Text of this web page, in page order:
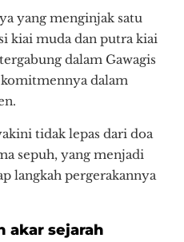
yang menginjak satu
kiai muda dan putra kiai
dalam Gawagis
dalam
tidak lepas dari doa
sepuh, yang menjadi
langkah pergerakannya
akar sejarah